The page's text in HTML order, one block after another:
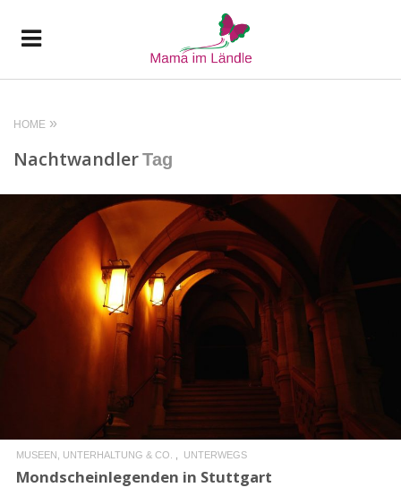
HOME
NachtwandlerTag
READ MORE
MUSEEN, UNTERHALTUNG & CO. UNTERWEGS
Mondscheinlegenden in Stuttgart